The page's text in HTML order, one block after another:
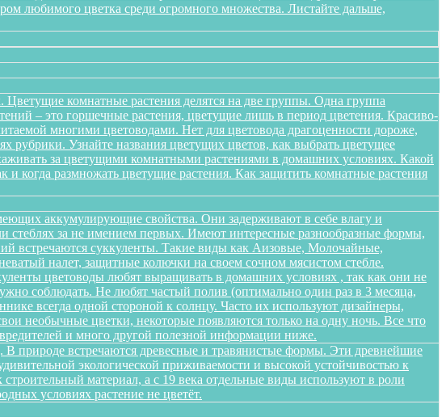
любимого цветка среди огромного множества. Листайте дальше,
комнатные растения делятся на две группы. Одна группа
– это горшечные растения, цветущие лишь в период цветения. Красиво-
многими цветоводами. Нет для цветовода драгоценности дороже,
Узнайте названия цветущих цветов, как выбрать цветущее
за цветущими комнатными растениями в домашних условиях. Какой
когда размножать цветущие растения. Как защитить комнатные растения
аккумулирующие свойства. Они задерживают в себе влагу и
стеблях за не имением первых. Имеют интересные разнообразные формы,
встречаются суккуленты. Такие виды как Аизовые, Молочайные,
налет, защитные колючки на своем сочном мясистом стебле.
цветоводы любят выращивать в домашних условиях , так как они не
соблюдать. Не любят частый полив (оптимально один раз в 3 месяца,
всегда одной стороной к солнцу. Часто их используют дизайнеры,
необычные цветки, некоторые появляются только на одну ночь. Все что
и много другой полезной информации ниже.
В природе встречаются древесные и травянистые формы. Эти древнейшие
экологической приживаемости и высокой устойчивостью к
материал, а с 19 века отдельные виды используют в роли
условиях растение не цветёт.